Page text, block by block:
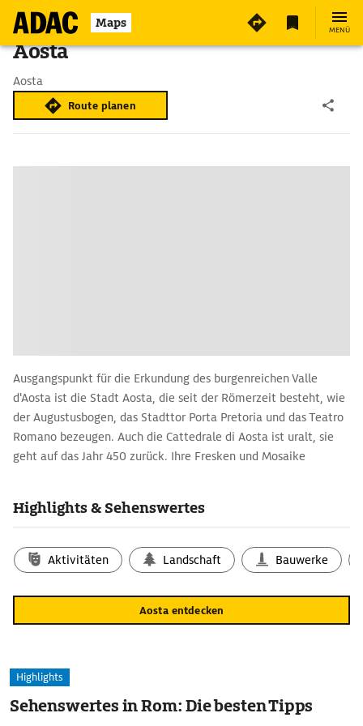
Maps MENÜ
Aosta
Aosta
Route planen
Ausgangspunkt für die Erkundung des burgenreichen Valle
d'Aosta ist die Stadt Aosta, die seit der Römerzeit besteht, wie
der Augustusbogen, das Stadttor Porta Pretoria und das Teatro
Romano bezeugen. Auch die Cattedrale di Aosta ist uralt, sie
geht auf das Jahr 450 zurück. Ihre Fresken und Mosaike
schöne Figurenkapitelle des 12. Jh.
Wer lieber in Panoramen schwelgt, nimmt den Skyway Monte
Bianco, der von Courmayeur hinauf zum Punta Helbronner
Blanc bis nach Chamonix in Frankreich mit der Télécabine ­
Panoramic Mont-Blanc.
Highlights & Sehenswertes
Aktivitäten Landschaft Bauwerke
Aosta entdecken
Highlights
Sehenswertes in Rom: Die besten Tipps